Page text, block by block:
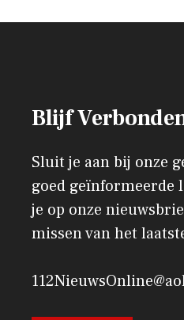
Blijf
Sluit je aan bij onze
goed geïnformeerde
je op onze
missen van het